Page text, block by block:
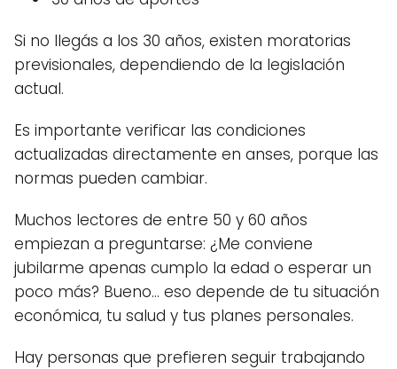
Si no llegás a los 30 años, existen moratorias
previsionales, dependiendo de la legislación
actual.
Es importante verificar las condiciones
actualizadas directamente en anses, porque las
normas pueden cambiar.
Muchos lectores de entre 50 y 60 años
empiezan a preguntarse: ¿Me conviene
jubilarme apenas cumplo la edad o esperar un
poco más? Bueno… eso depende de tu situación
económica, tu salud y tus planes personales.
Hay personas que prefieren seguir trabajando